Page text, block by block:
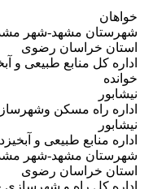
خواهان
شهرستان مشهد-شهر مشد
استان خراسان رضوی
اداره کل منابع طبیعی و
خوانده
نیشابور
اداره راه مسکن
نیشابور
اداره منابع طبیعی و
شهرستان مشهد-شهر مشد
استان خراسان رضوی
اداره کل راه و